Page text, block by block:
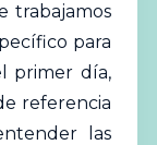
trabajamos
para
primer día,
referencia
las